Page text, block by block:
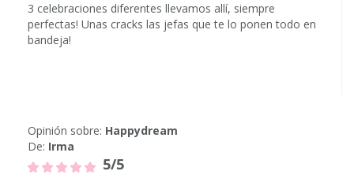
3 celebraciones diferentes llevamos allí, siempre
perfectas! Unas cracks las jefas que te lo ponen todo en
bandeja!
Opinión sobre: Happydream
De: Irma
5/5